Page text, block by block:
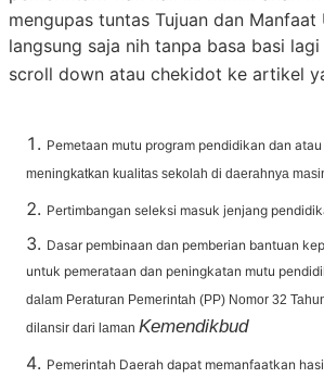
mengupas tuntas Tujuan dan Manfaat
langsung saja nih tanpa basa basi
scroll down atau chekidot ke artikel
Pemetaan mutu program pendidikan dan
meningkatkan kualitas sekolah di daerahnya
Pertimbangan seleksi masuk jenjang
Dasar pembinaan dan pemberian bantuan
untuk pemerataan dan peningkatan mutu
dalam Peraturan Pemerintah (PP) Nomor 32
dilansir dari laman Kemendikbud
Pemerintah Daerah dapat memanfaatkan